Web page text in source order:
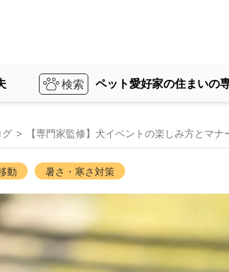
ペット愛好家の住まいの
【専門家監修】犬イベントの楽しみ方とマ
動 暑さ・寒さ対策